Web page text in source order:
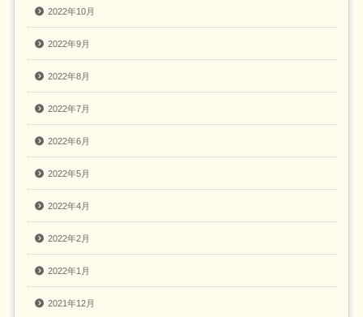
2022年10月
2022年9月
2022年8月
2022年7月
2022年6月
2022年5月
2022年4月
2022年2月
2022年1月
2021年12月